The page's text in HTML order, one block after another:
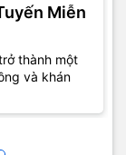
Miễn
thành một
và khán